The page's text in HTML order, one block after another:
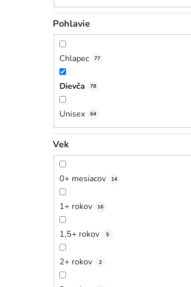
Pohlavie
Chlapec 77
Dievča 78
Unisex 64
Vek
0+ mesiacov 14
1+ rokov 16
1,5+ rokov 5
2+ rokov 2